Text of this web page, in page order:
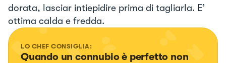
dorata, lasciar intiepidire prima di tagliarla. E’
ottima calda e fredda.
LO CHEF CONSIGLIA:
Quando un connubio è perfetto non